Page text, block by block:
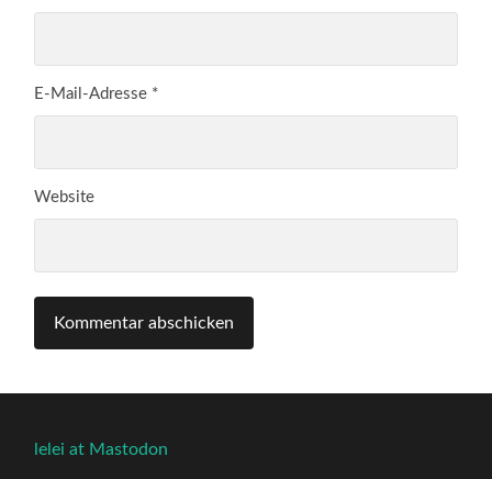
E-Mail-Adresse *
Website
lelei at Mastodon